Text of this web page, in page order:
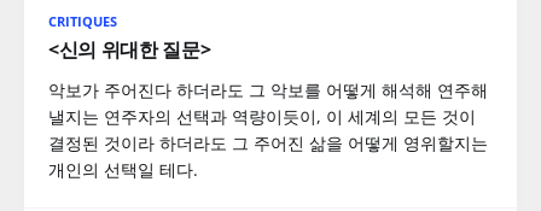
CRITIQUES
<신의 위대한 질문>
악보가 주어진다 하더라도 그 악보를 어떻게 해석해 연주해
낼지는 연주자의 선택과 역량이듯이, 이 세계의 모든 것이
결정된 것이라 하더라도 그 주어진 삶을 어떻게 영위할지는
개인의 선택일 테다.